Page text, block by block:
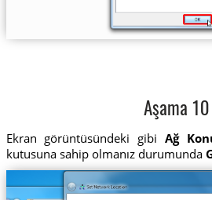
Aşama 10
Ekran görüntüsündeki gibi Ağ
kutusuna sahip olmanız durumunda